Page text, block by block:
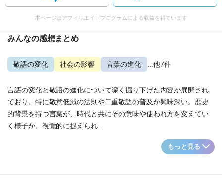
本ページはアフィリエイトプログラムによる収益を得ています
みんなの感想まとめ
敬語の変化 社会の影響 言葉の進化 ...他7件
言語の変化と敬語の進化について深く掘り下げた内容が展開され
ており、特に敬意低減の法則や二重敬語の普及が興味深い。歴史
的背景を持つ言葉が、時代と共にその意味や使われ方を変えてい
く様子が、視覚的に捉えられ...
もっと見る